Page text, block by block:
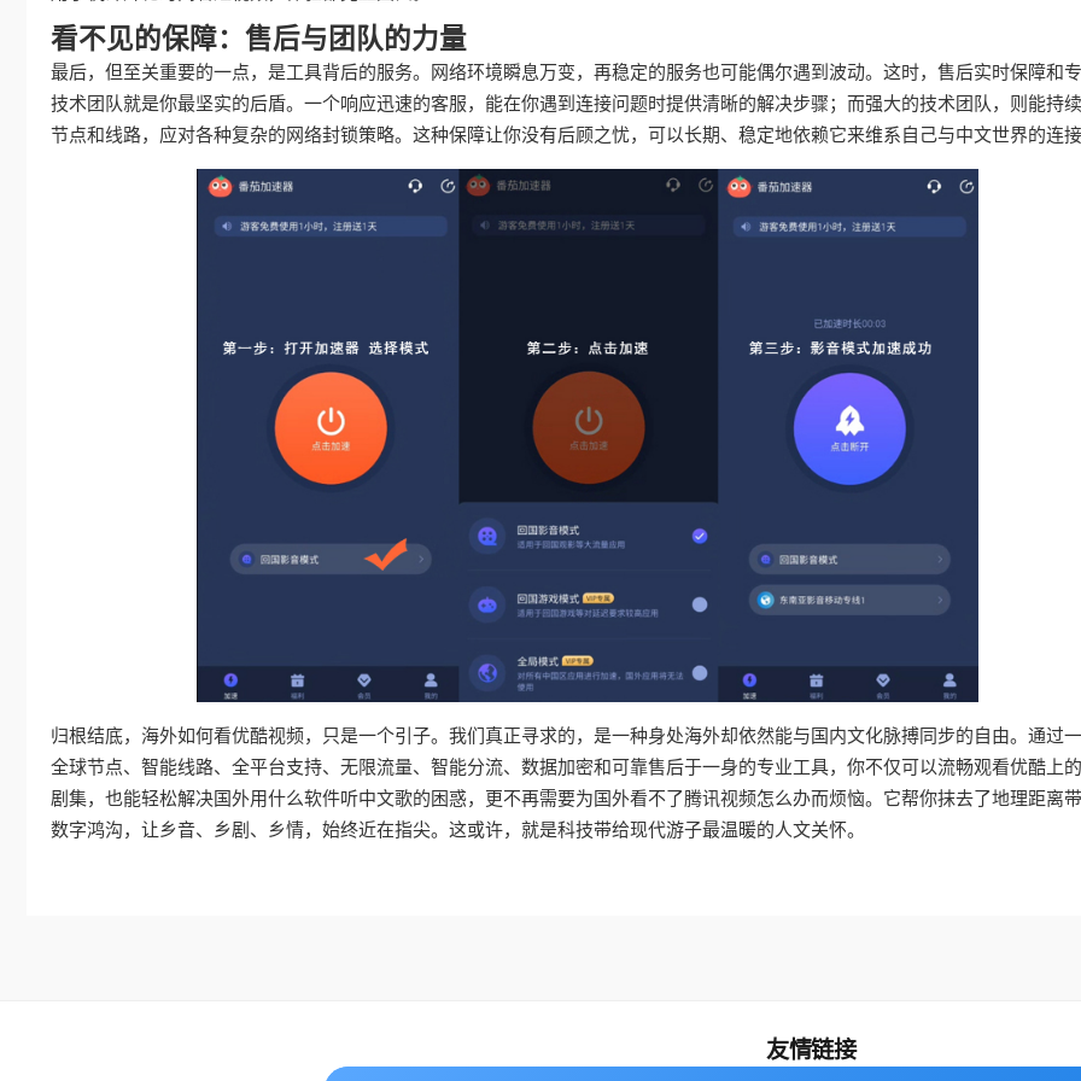
看不见的保障：售后与团队的力量
最后，但至关重要的一点，是工具背后的服务。网络环境瞬息万变，再稳定的服务也可能偶尔遇到波动。这时，售后实时保障和
技术团队就是你最坚实的后盾。一个响应迅速的客服，能在你遇到连接问题时提供清晰的解决步骤；而强大的技术团队，则能持
节点和线路，应对各种复杂的网络封锁策略。这种保障让你没有后顾之忧，可以长期、稳定地依赖它来维系自己与中文世界的连接
归根结底，海外如何看优酷视频，只是一个引子。我们真正寻求的，是一种身处海外却依然能与国内文化脉搏同步的自由。通过
全球节点、智能线路、全平台支持、无限流量、智能分流、数据加密和可靠售后于一身的专业工具，你不仅可以流畅观看优酷上
剧集，也能轻松解决国外用什么软件听中文歌的困惑，更不再需要为国外看不了腾讯视频怎么办而烦恼。它帮你抹去了地理距离
数字鸿沟，让乡音、乡剧、乡情，始终近在指尖。这或许，就是科技带给现代游子最温暖的人文关怀。
友情链接